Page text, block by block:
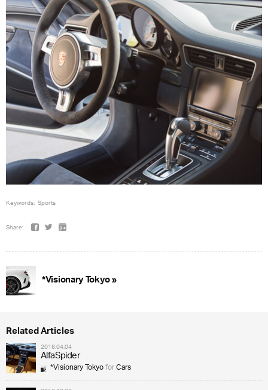
Keywords: Sports
Share:
*Visionary Tokyo »
Related Articles
2016.04.04
AlfaSpider
*Visionary TokyoforCars